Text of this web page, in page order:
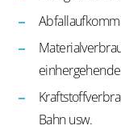
Bahn usw.